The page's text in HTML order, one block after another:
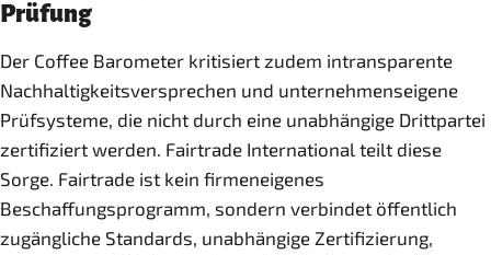
Prüfung
Der Coffee Barometer kritisiert zudem intransparente
Nachhaltigkeitsversprechen und unternehmenseigene
Prüfsysteme, die nicht durch eine unabhängige Drittpartei
zertifiziert werden. Fairtrade International teilt diese
Sorge. Fairtrade ist kein firmeneigenes
Beschaffungsprogramm, sondern verbindet öffentlich
zugängliche Standards, unabhängige Zertifizierung,